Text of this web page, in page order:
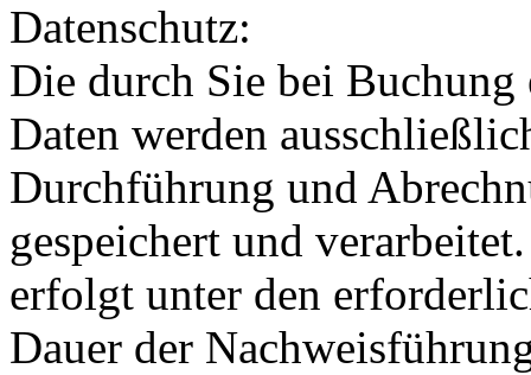
Datenschutz:
Die durch Sie bei Buchung
Daten werden
Durchführung und
gespeichert und
erfolgt unter den
Dauer der